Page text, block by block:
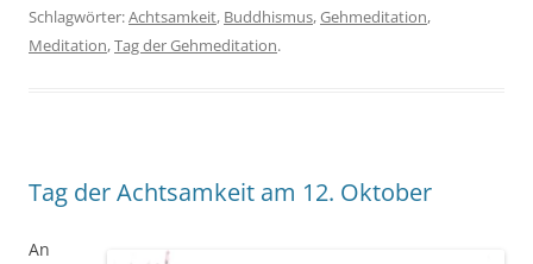
Schlagwörter:Achtsamkeit, Buddhismus,Gehmeditation,
Meditation,Tag der Gehmeditation.
Tag der Achtsamkeit am 12. Oktober
An